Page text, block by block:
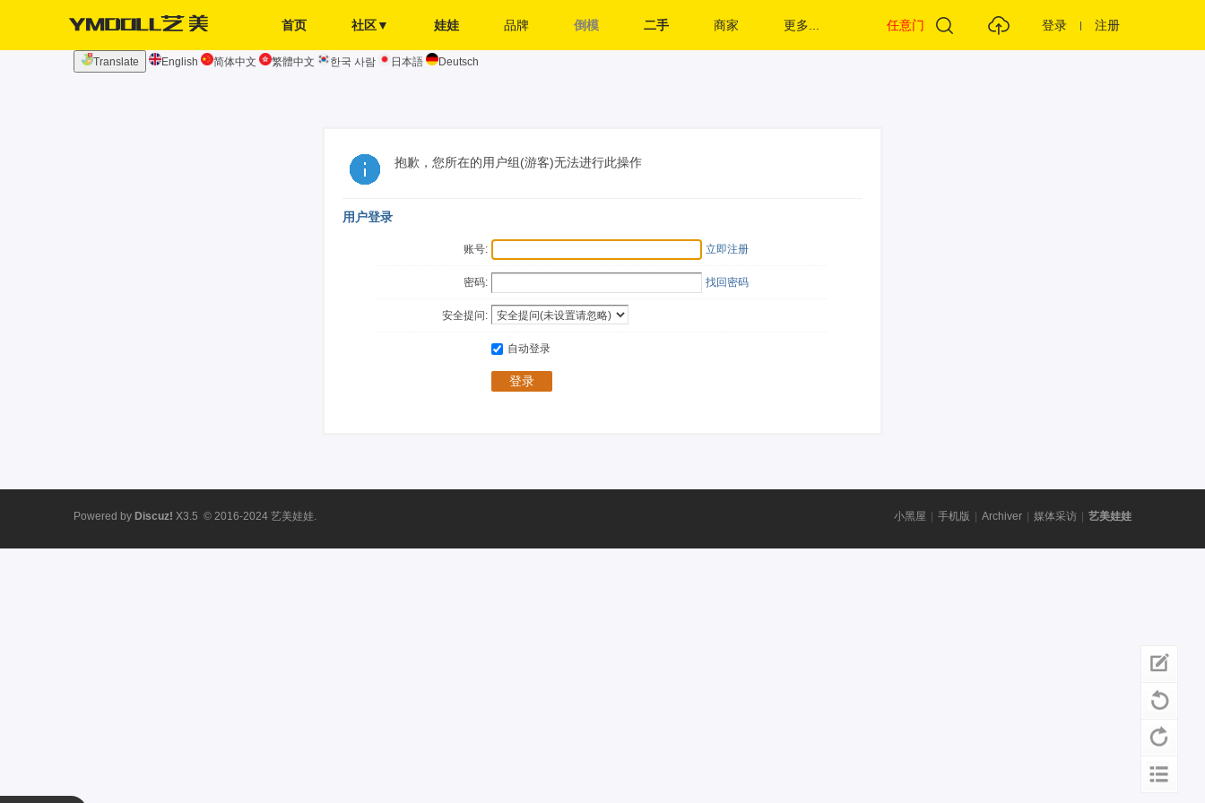
首页 社区▼ 娃娃 品牌 倒模 二手 商家 更多... 任意门 登录 注册
Translate English 简体中文 繁體中文 한국 사람 日本語 Deutsch
抱歉，您所在的用户组(游客)无法进行此操作
用户登录
账号: 立即注册
密码: 找回密码
安全提问:
自动登录
登录
小黑屋 手机版 Archiver 媒体采访 艺美娃娃
Powered by Discuz! X3.5 © 2016-2024 艺美娃娃.